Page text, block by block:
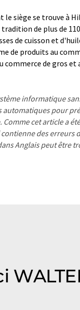
siège se trouve à
de plus de
de cuisson et
de produits au
commerce de gros et
informatique
automatiques pour
cet article a
des erreurs
Anglais peut être